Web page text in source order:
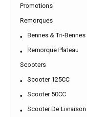
Promotions
Remorques
Bennes & Tri-Bennes
Remorque Plateau
Scooters
Scooter 125CC
Scooter 50CC
Scooter De Livraison